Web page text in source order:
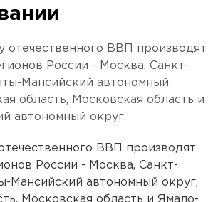
отечественного ВВП производят
России - Москва, Санкт-
Мансийский автономный
область, Московская область и
автономный округ.
ВВП производят
России - Москва, Санкт-
Мансийский автономный округ,
Московская область и Ямало-